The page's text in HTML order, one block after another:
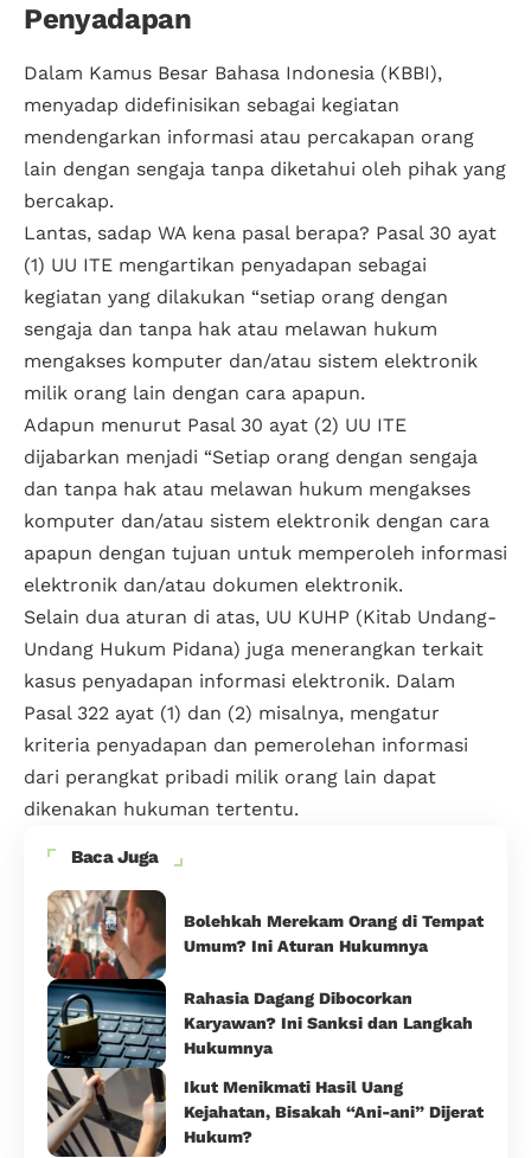
Penyadapan
Dalam Kamus Besar Bahasa Indonesia (KBBI),
menyadap didefinisikan sebagai kegiatan
mendengarkan informasi atau percakapan orang
lain dengan sengaja tanpa diketahui oleh pihak yang
bercakap.
Lantas, sadap WA kena pasal berapa? Pasal 30 ayat
(1) UU ITE mengartikan penyadapan sebagai
kegiatan yang dilakukan “setiap orang dengan
sengaja dan tanpa hak atau melawan hukum
mengakses komputer dan/atau sistem elektronik
milik orang lain dengan cara apapun.
Adapun menurut Pasal 30 ayat (2) UU ITE
dijabarkan menjadi “Setiap orang dengan sengaja
dan tanpa hak atau melawan hukum mengakses
komputer dan/atau sistem elektronik dengan cara
apapun dengan tujuan untuk memperoleh informasi
elektronik dan/atau dokumen elektronik.
Selain dua aturan di atas, UU KUHP (Kitab Undang-
Undang Hukum Pidana) juga menerangkan terkait
kasus penyadapan informasi elektronik. Dalam
Pasal 322 ayat (1) dan (2) misalnya, mengatur
kriteria penyadapan dan pemerolehan informasi
dari perangkat pribadi milik orang lain dapat
dikenakan hukuman tertentu.
Baca Juga
Bolehkah Merekam Orang di Tempat
Umum? Ini Aturan Hukumnya
Rahasia Dagang Dibocorkan
Karyawan? Ini Sanksi dan Langkah
Hukumnya
Ikut Menikmati Hasil Uang
Kejahatan, Bisakah “Ani-ani” Dijerat
Hukum?